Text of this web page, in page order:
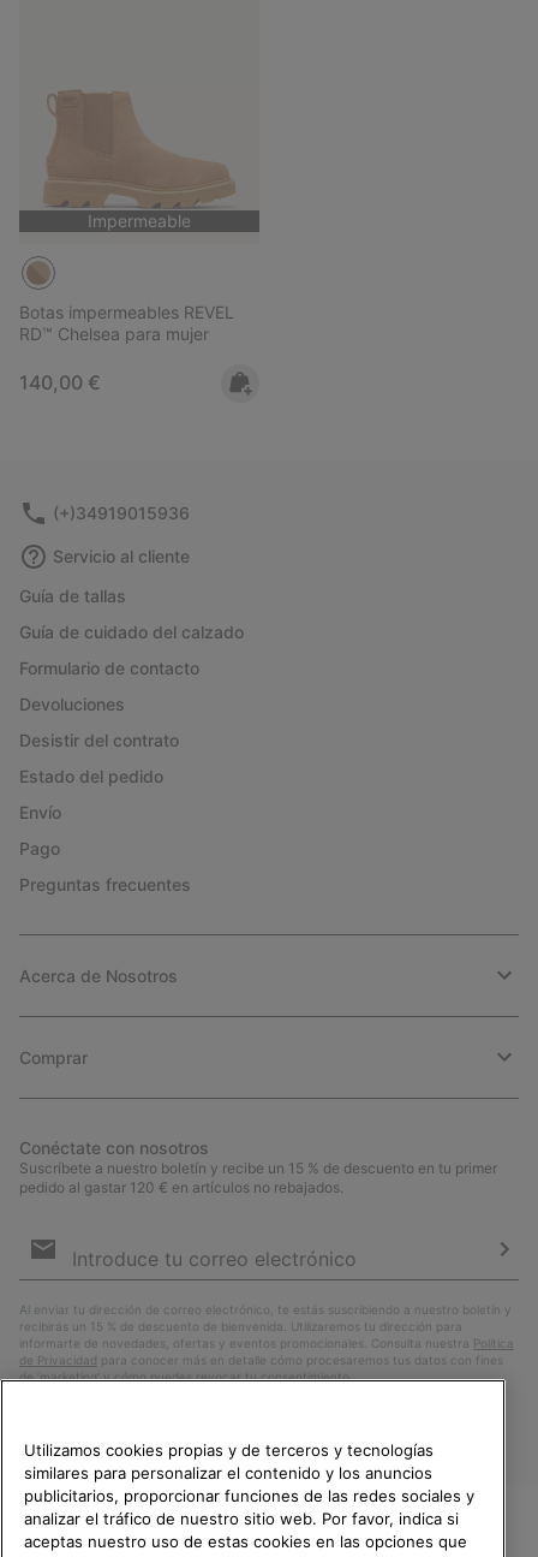
Impermeable
Botas impermeables REVEL
RD™ Chelsea para mujer
Regular price:
140,00 €
(+)34919015936
Servicio al cliente
Guía de tallas
Guía de cuidado del calzado
Formulario de contacto
Devoluciones
Desistir del contrato
Estado del pedido
Envío
Pago
Preguntas frecuentes
Acerca de Nosotros
Comprar
Conéctate con nosotros
Suscríbete a nuestro boletín y recibe un 15 % de descuento en tu primer
pedido al gastar 120 € en artículos no rebajados.
de
Al enviar tu dirección de correo electrónico, te estás suscribiendo a nuestro boletín y
recibirás un 15 % de descuento de bienvenida. Utilizaremos tu dirección para
informarte de novedades, ofertas y eventos promocionales. Consulta nuestra Política
de Privacidad para conocer más en detalle cómo procesaremos tus datos con fines
de ’marketing’ y cómo puedes revocar tu consentimiento.
Utilizamos cookies propias y de terceros y tecnologías
similares para personalizar el contenido y los anuncios
publicitarios, proporcionar funciones de las redes sociales y
analizar el tráfico de nuestro sitio web. Por favor, indica si
aceptas nuestro uso de estas cookies en las opciones que